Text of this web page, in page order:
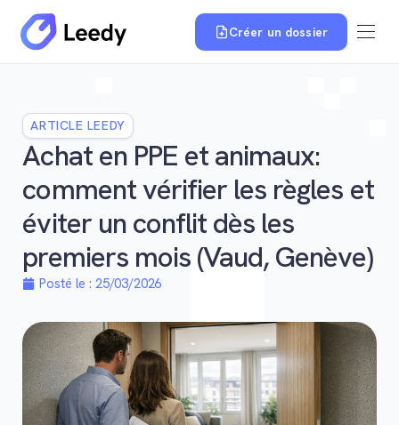
Créer un dossier
ARTICLE LEEDY
Achat en PPE et animaux:
comment vérifier les règles et
éviter un conflit dès les
premiers mois (Vaud, Genève)
Posté le : 25/03/2026